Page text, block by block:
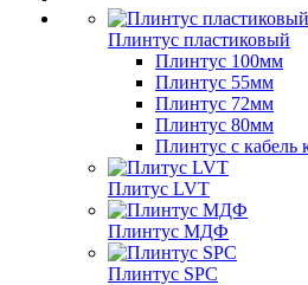
Плинтус пластиковый
Плинтус 100мм
Плинтус 55мм
Плинтус 72мм
Плинтус 80мм
Плинтус с кабель
Плитус LVT
Плинтус МДФ
Плинтус SPC